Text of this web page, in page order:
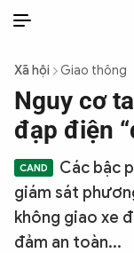
THỜI SỰ
CHỐNG DIỄN BIẾN
CÔNG AN TRONG
Xã hội Giao thông
Nguy cơ
đạp điện
Các bậc
giám sát
không giao xe
đảm an toàn...